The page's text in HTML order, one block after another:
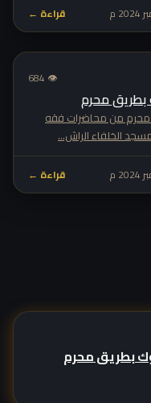
قراءة ←
👁 684
بطريق محرم
فقه المواريث: إرث المال المملوك بطريق محرم من محاضرات فقه
قراءة ←
بطريق محرم